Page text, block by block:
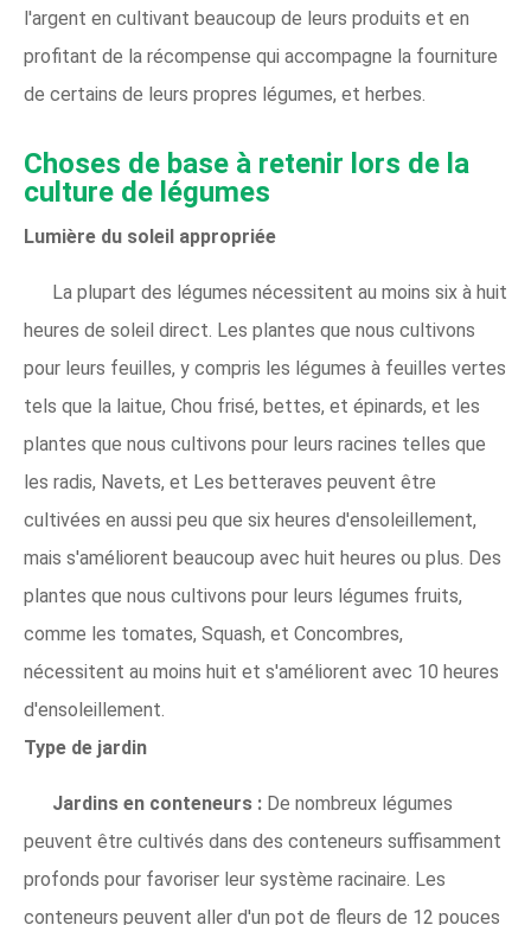
l'argent en cultivant beaucoup de leurs produits et en
profitant de la récompense qui accompagne la fourniture
de certains de leurs propres légumes, et herbes.
Choses de base à retenir lors de la
culture de légumes
Lumière du soleil appropriée
La plupart des légumes nécessitent au moins six à huit
heures de soleil direct. Les plantes que nous cultivons
pour leurs feuilles, y compris les légumes à feuilles vertes
tels que la laitue, Chou frisé, bettes, et épinards, et les
plantes que nous cultivons pour leurs racines telles que
les radis, Navets, et Les betteraves peuvent être
cultivées en aussi peu que six heures d'ensoleillement,
mais s'améliorent beaucoup avec huit heures ou plus. Des
plantes que nous cultivons pour leurs légumes fruits,
comme les tomates, Squash, et Concombres,
nécessitent au moins huit et s'améliorent avec 10 heures
d'ensoleillement.
Type de jardin
Jardins en conteneurs : De nombreux légumes
peuvent être cultivés dans des conteneurs suffisamment
profonds pour favoriser leur système racinaire. Les
conteneurs peuvent aller d'un pot de fleurs de 12 pouces